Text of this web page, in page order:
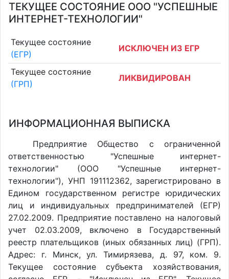
ТЕКУЩЕЕ СОСТОЯНИЕ ООО "УСПЕШНЫЕ
ИНТЕРНЕТ-ТЕХНОЛОГИИ"
Текущее состояние
(ЕГР)
ИСКЛЮЧЕН ИЗ ЕГР
Текущее состояние
(ГРП)
ЛИКВИДИРОВАН
ИНФОРМАЦИОННАЯ ВЫПИСКА
Предприятие Общество с ограниченной
ответственностью "Успешные интернет-
технологии" (ООО "Успешные интернет-
технологии"), УНП 191112362, зарегистрировано в
Едином государственном регистре юридических
лиц и индивидуальных предпринимателей (ЕГР)
27.02.2009. Предприятие поставлено на налоговый
учет 02.03.2009, включено в Государственный
реестр плательщиков (иных обязанных лиц) (ГРП).
Адрес: г. Минск, ул. Тимирязева, д. 97, ком. 9.
Текущее состояние субъекта хозяйствования,